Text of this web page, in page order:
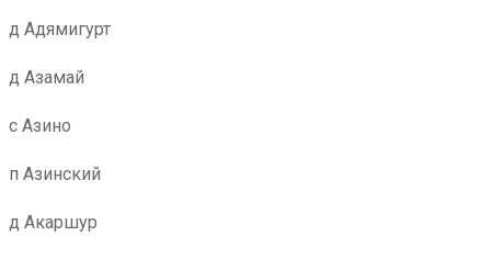
д Адямигурт
д Азамай
с Азино
п Азинский
д Акаршур